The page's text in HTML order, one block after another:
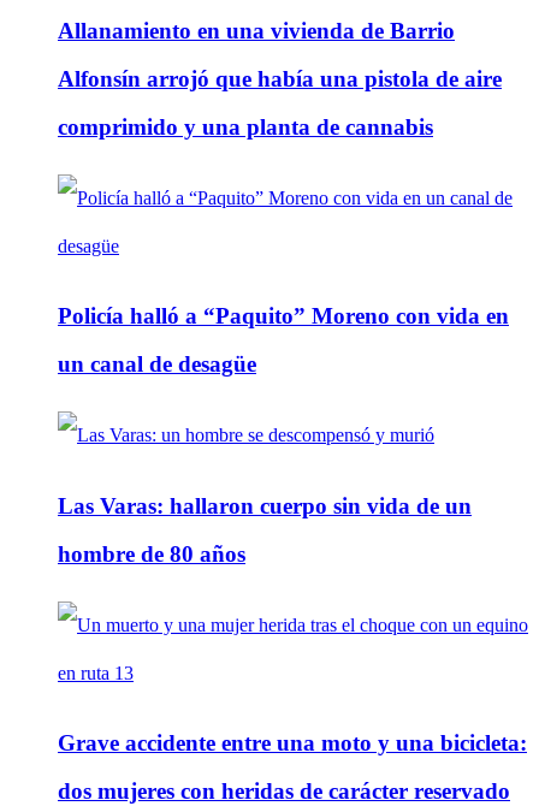
Allanamiento en una vivienda de Barrio
Alfonsín arrojó que había una pistola de aire
comprimido y una planta de cannabis
Policía halló a “Paquito” Moreno con vida en
un canal de desagüe
Las Varas: hallaron cuerpo sin vida de un
hombre de 80 años
Grave accidente entre una moto y una bicicleta:
dos mujeres con heridas de carácter reservado